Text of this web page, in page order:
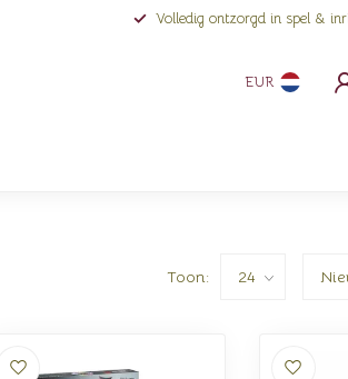
Volledig ontzorgd in spel &
EUR
Toon: